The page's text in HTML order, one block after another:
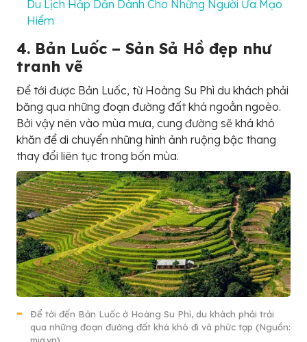
Du Lịch Hấp Dẫn Dành Cho Những Người Ưa Mạo
Hiểm
4. Bản Luốc – Sản Sả Hồ đẹp như
tranh vẽ
Để tới được Bản Luốc, từ Hoàng Su Phì du khách phải
băng qua những đoạn đường đất khá ngoằn ngoèo.
Bởi vậy nên vào mùa mưa, cung đường sẽ khá khó
khăn để di chuyển những hình ảnh ruộng bậc thang
thay đổi liên tục trong bốn mùa.
Để tới đến Bản Luốc ở Hoàng Su Phì, du khách phải trải
qua những đoạn đường đất khá khó đi và phức tạp (Nguồn: